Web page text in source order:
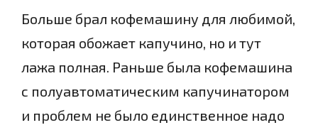
Больше брал кофемашину для любимой,
которая обожает капучино, но и тут
лажа полная. Раньше была кофемашина
с полуавтоматическим капучинатором
и проблем не было единственное надо